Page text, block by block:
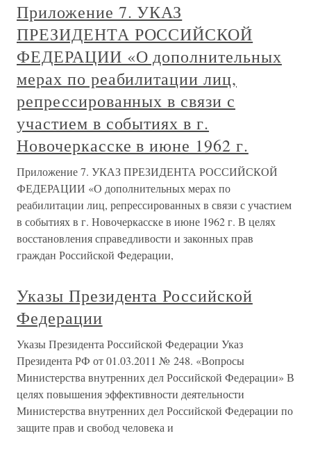
Приложение 7. УКАЗ
ПРЕЗИДЕНТА РОССИЙСКОЙ
ФЕДЕРАЦИИ «О дополнительных
мерах по реабилитации лиц,
репрессированных в связи с
участием в событиях в г.
Новочеркасске в июне 1962 г.
Приложение 7. УКАЗ ПРЕЗИДЕНТА РОССИЙСКОЙ
ФЕДЕРАЦИИ «О дополнительных мерах по
реабилитации лиц, репрессированных в связи с участием
в событиях в г. Новочеркасске в июне 1962 г. В целях
восстановления справедливости и законных прав
граждан Российской Федерации,
Указы Президента Российской
Федерации
Указы Президента Российской Федерации Указ
Президента РФ от 01.03.2011 № 248. «Вопросы
Министерства внутренних дел Российской Федерации» В
целях повышения эффективности деятельности
Министерства внутренних дел Российской Федерации по
защите прав и свобод человека и